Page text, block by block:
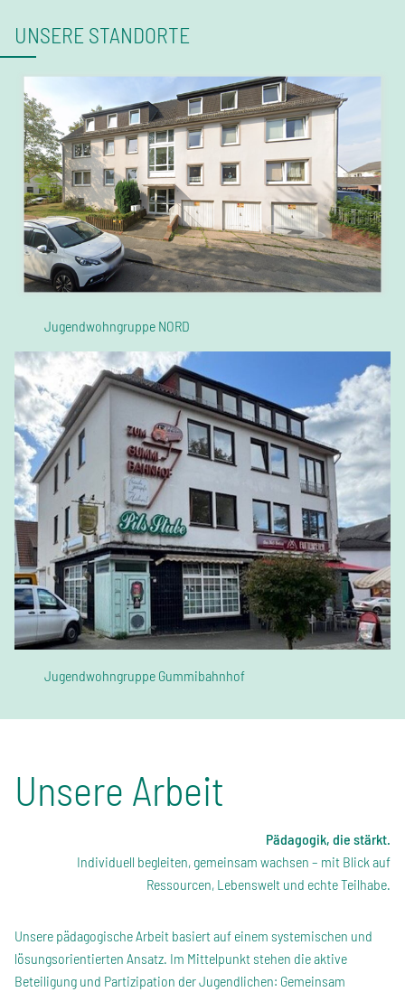
UNSERE STANDORTE
Jugendwohngruppe NORD
Jugendwohngruppe Gummibahnhof
Unsere Arbeit
Pädagogik, die stärkt.
Individuell begleiten, gemeinsam wachsen – mit Blick auf
Ressourcen, Lebenswelt und echte Teilhabe.
Unsere pädagogische Arbeit basiert auf einem systemischen und
lösungsorientierten Ansatz. Im Mittelpunkt stehen die aktive
Beteiligung und Partizipation der Jugendlichen: Gemeinsam